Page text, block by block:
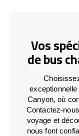
Vos
de bus
Canyon, où
Contactez-
voyage et
nous font